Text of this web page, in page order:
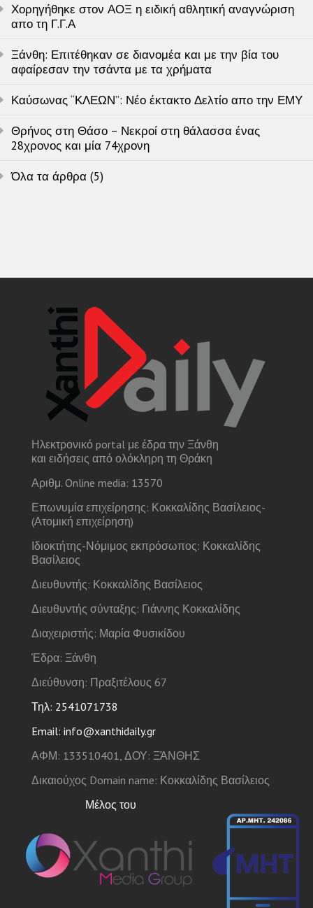
Χορηγήθηκε στον ΑΟΞ η ειδική αθλητική αναγνώριση
απο τη Γ.Γ.Α
Ξάνθη: Επιτέθηκαν σε διανομέα και με την βία του
αφαίρεσαν την τσάντα με τα χρήματα
Καύσωνας “ΚΛΕΩΝ”: Νέο έκτακτο Δελτίο απο την ΕΜΥ
Θρήνος στη Θάσο – Νεκροί στη θάλασσα ένας
28χρονος και μία 74χρονη
Όλα τα άρθρα (5)
Ηλεκτρονικό portal με έδρα την Ξάνθη
και ειδήσεις από ολόκληρη τη Θράκη
Αριθμ. Online media: 13570
Επωνυμία επιχείρησης: Κοκκαλίδης Βασίλειος-
(Ατομική επιχείρηση)
Ιδιοκτήτης-Νόμιμος εκπρόσωπος: Κοκκαλίδης
Βασίλειος
Διευθυντής: Κοκκαλίδης Βασίλειος
Διευθυντής σύνταξης: Γιάννης Κοκκαλίδης
Διαχειριστής: Μαρία Φυσικίδου
Έδρα: Ξάνθη
Διεύθυνση: Πραξιτέλους 67
Τηλ: 2541071738
Email: info@xanthidaily.gr
ΑΦΜ: 133510401, ΔΟΥ: ΞΆΝΘΗΣ
Δικαιούχος Domain name: Κοκκαλίδης Βασίλειος
Μέλος του